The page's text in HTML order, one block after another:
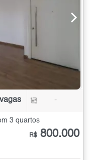
-
3 quartos
R$ 800.000